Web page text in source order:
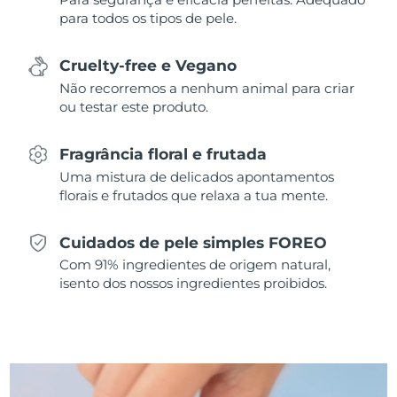
para todos os tipos de pele.
Cruelty-free e Vegano
Não recorremos a nenhum animal para criar
ou testar este produto.
Fragrância floral e frutada
Uma mistura de delicados apontamentos
florais e frutados que relaxa a tua mente.
Cuidados de pele simples FOREO
Com 91% ingredientes de origem natural,
isento dos nossos ingredientes proibidos.
Eslováquia Entrega prevista
Eslovênia Entrega prevista
África do Sul Entrega prevista
Coreia do Sul Entrega prevista10/08/2026
Espanha Entrega prevista08/08/2026
Suécia Entrega prevista08/08/2026
Taiwan Entrega prevista13/08/2026